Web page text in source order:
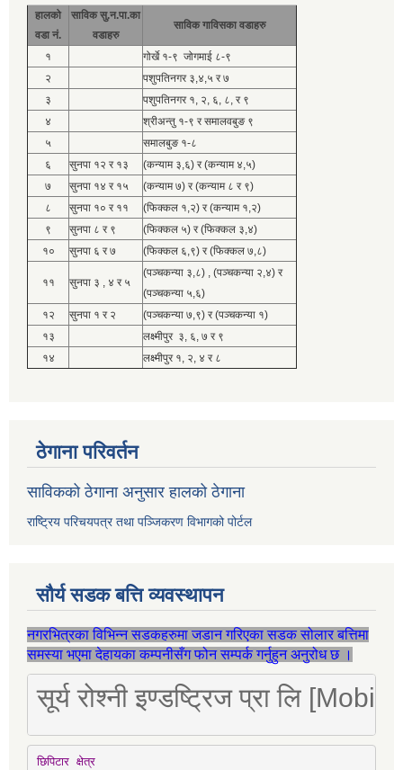
हालको
वडा नं.
साविक सु.न.पा.का
वडाहरु
साविक गाविसका वडाहरु
१
गोर्खे १-९ जोगमाई ८-९
२
पशुपतिनगर ३,४,५ र ७
३
पशुपतिनगर १, २, ६, ८, र ९
४
श्रीअन्तु १-९ र समालवबुङ ९
५
समालबुङ १-८
६
सुनपा १२ र १३
(कन्याम ३,६) र (कन्याम ४,५)
७
सुनपा १४ र १५
(कन्याम ७) र (कन्याम ८ र ९)
८
सुनपा १० र ११
(फिक्कल १,२) र (कन्याम १,२)
९
सुनपा ८ र ९
(फिक्कल ५) र (फिक्कल ३,४)
१०
सुनपा ६ र ७ (फिक्कल ६,९) र (फिक्कल ७,८)
११ सुनपा ३ , ४ र ५
(पञ्चकन्या ३,८) , (पञ्चकन्या २,४) र
(पञ्चकन्या ५,६)
१२
सुनपा १ र २
(पञ्चकन्या ७,९) र (पञ्चकन्या १)
१३
लक्ष्मीपुर ३, ६, ७ र ९
१४
लक्ष्मीपुर १, २, ४ र ८
ठेगाना परिवर्तन
साविकको ठेगाना अनुसार हालको ठेगाना
राष्ट्रिय परिचयपत्र तथा पञ्जिकरण विभागको पोर्टल
सौर्य सडक बत्ति व्यवस्थापन
नगरभित्रका विभिन्न सडकहरुमा जडान गरिएका सडक सोलार बत्तिमा
समस्या भएमा देहायका कम्पनीसँग फोन सम्पर्क गर्नुहुन अनुरोध छ ।
सूर्य रोश्नी इण्डष्ट्रिज प्रा लि
छिपिटार क्षेत्र